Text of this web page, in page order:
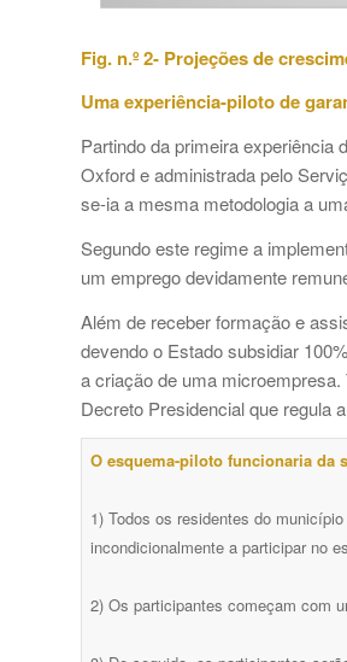
Fig. n.º 2- Projeções de
Uma experiência-piloto de
Partindo da primeira experiência
Oxford e administrada pelo
se-ia a mesma metodologia a
Segundo este regime a
um emprego devidamente
Além de receber formação e
devendo o Estado subsidiar
a criação de uma
Decreto Presidencial que regula
O esquema-piloto funcionaria da
1) Todos os residentes do
incondicionalmente a participar no
2) Os participantes começam com